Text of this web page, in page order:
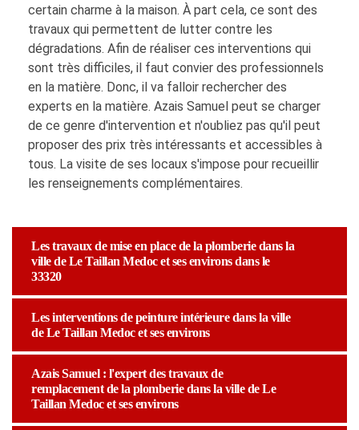
certain charme à la maison. À part cela, ce sont des
travaux qui permettent de lutter contre les
dégradations. Afin de réaliser ces interventions qui
sont très difficiles, il faut convier des professionnels
en la matière. Donc, il va falloir rechercher des
experts en la matière. Azais Samuel peut se charger
de ce genre d'intervention et n'oubliez pas qu'il peut
proposer des prix très intéressants et accessibles à
tous. La visite de ses locaux s'impose pour recueillir
les renseignements complémentaires.
Les travaux de mise en place de la plomberie dans la
ville de Le Taillan Medoc et ses environs dans le
33320
Les interventions de peinture intérieure dans la ville
de Le Taillan Medoc et ses environs
Azais Samuel : l'expert des travaux de
remplacement de la plomberie dans la ville de Le
Taillan Medoc et ses environs